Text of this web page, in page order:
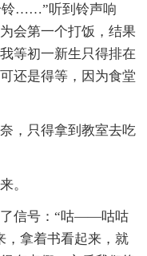
铃……”听到铃声响
会第一个打饭，结果
等初一新生只得排在
还是得等，因为食堂
，只得拿到教室去吃
。
了信号：“咕——咕咕
拿着书看起来，就